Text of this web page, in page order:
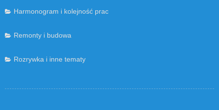
Harmonogram i kolejność prac
Remonty i budowa
Rozrywka i inne tematy